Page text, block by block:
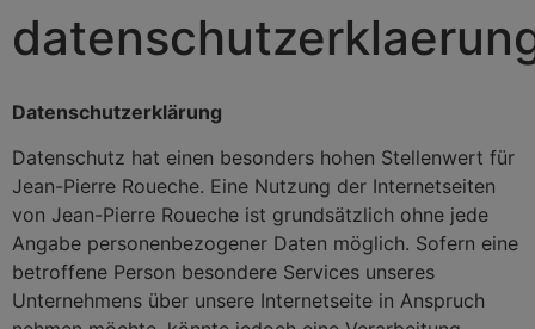
Datenschutzerklärung
Datenschutz hat einen besonders hohen Stellenwert für
Jean-Pierre Roueche. Eine Nutzung der Internetseiten
von Jean-Pierre Roueche ist grundsätzlich ohne jede
Angabe personenbezogener Daten möglich. Sofern eine
betroffene Person besondere Services unseres
Unternehmens über unsere Internetseite in Anspruch